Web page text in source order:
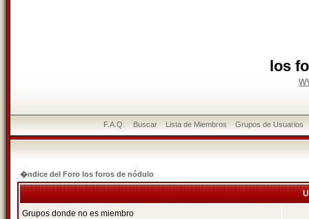
los
F.A.Q. Buscar Lista de Miembros Grupos de Usuarios
�ndice del Foro los foros de nódulo
Grupos donde no es miembro